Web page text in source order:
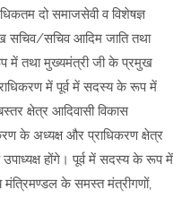
दो समाजसेवी व विशेषज्ञ
सचिव/सचिव आदिम जाति तथा
में तथा मुख्यमंत्री जी के प्रमुख
में पूर्व में सदस्य के रूप में
क्षेत्र आदिवासी विकास
के अध्यक्ष और प्राधिकरण क्षेत्र
होंगे। पूर्व में सदस्य के रूप में
मंत्रिमण्डल के समस्त मंत्रीगणों,